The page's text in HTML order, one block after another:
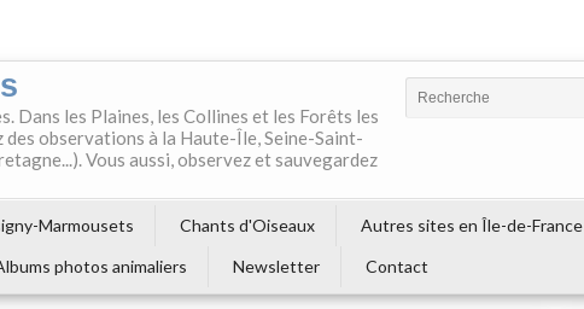
Dans les Plaines, les Collines et les Forêts les
observations à la Haute-Île, Seine-Saint-
Vous aussi, observez et sauvegardez
Marmousets Chants d'Oiseaux
Autres sites en Île-de-France
photos animaliers Newsletter Contact